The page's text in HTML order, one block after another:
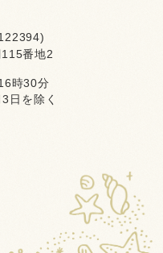
番地2
時30分
日を除く